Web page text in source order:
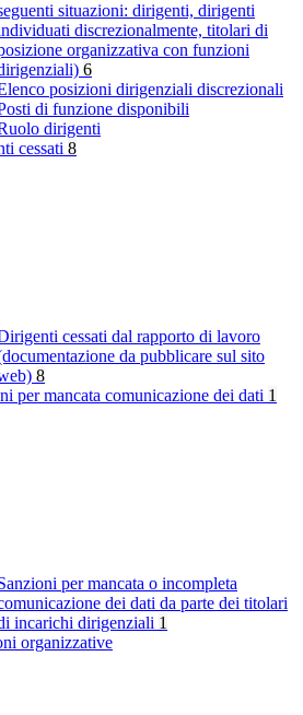
situazioni: dirigenti, dirigenti
discrezionalmente, titolari di
organizzativa con funzioni
6
posizioni dirigenziali discrezionali
di funzione disponibili
dirigenti
cessati 8
cessati dal rapporto di lavoro
da pubblicare sul sito
8
per mancata comunicazione dei dati 1
per mancata o incompleta
dei dati da parte dei titolari
incarichi dirigenziali 1
organizzative